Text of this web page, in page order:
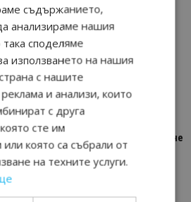
картичка от…”: Петрич – Изживяване
11/07/2026 11:22
съдържанието,
анализираме нашия
споделяме
използването на нашия
с нашите
и анализи, които
с друга
сте им
която са събрали от
на техните услуги.